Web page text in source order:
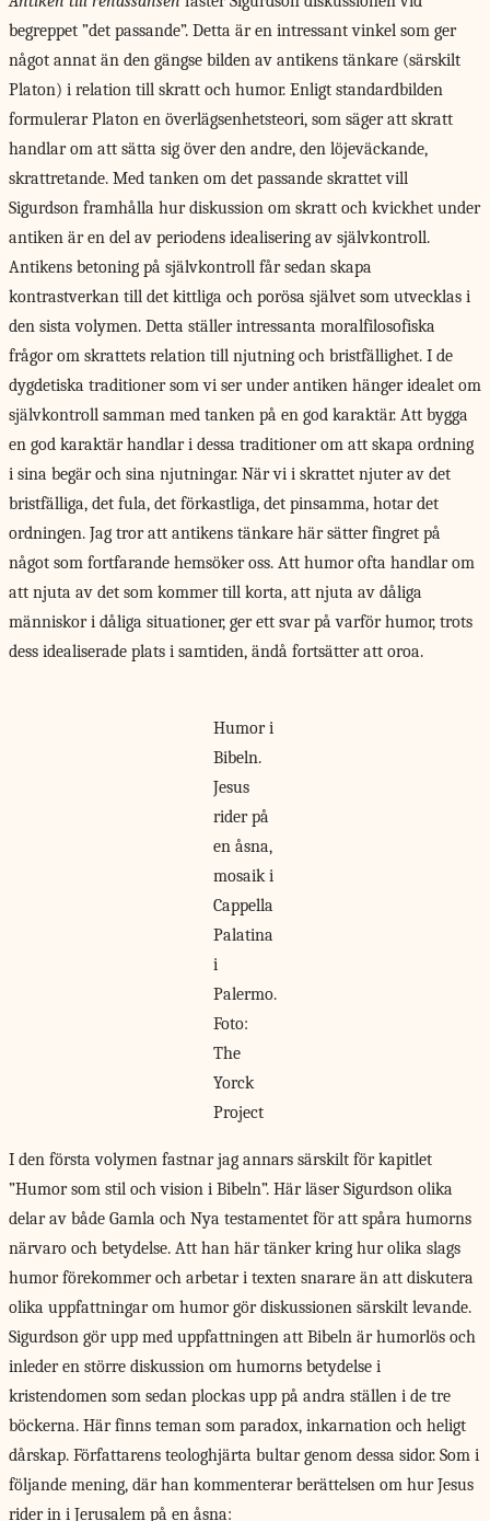
begreppet ”det passande”. Detta är en intressant vinkel som ger
något annat än den gängse bilden av antikens tänkare (särskilt
Platon) i relation till skratt och humor. Enligt standardbilden
formulerar Platon en överlägsenhetsteori, som säger att skratt
handlar om att sätta sig över den andre, den löjeväckande,
skrattretande. Med tanken om det passande skrattet vill
Sigurdson framhålla hur diskussion om skratt och kvickhet under
antiken är en del av periodens idealisering av självkontroll.
Antikens betoning på självkontroll får sedan skapa
kontrastverkan till det kittliga och porösa självet som utvecklas i
den sista volymen. Detta ställer intressanta moralfilosofiska
frågor om skrattets relation till njutning och bristfällighet. I de
dygdetiska traditioner som vi ser under antiken hänger idealet om
självkontroll samman med tanken på en god karaktär. Att bygga
en god karaktär handlar i dessa traditioner om att skapa ordning
i sina begär och sina njutningar. När vi i skrattet njuter av det
bristfälliga, det fula, det förkastliga, det pinsamma, hotar det
ordningen. Jag tror att antikens tänkare här sätter fingret på
något som fortfarande hemsöker oss. Att humor ofta handlar om
att njuta av det som kommer till korta, att njuta av dåliga
människor i dåliga situationer, ger ett svar på varför humor, trots
dess idealiserade plats i samtiden, ändå fortsätter att oroa.
Humor i
Bibeln.
Jesus
rider på
en åsna,
mosaik i
Cappella
Palatina
i
Palermo.
Foto:
The
Yorck
Project
I den första volymen fastnar jag annars särskilt för kapitlet
”Humor som stil och vision i Bibeln”. Här läser Sigurdson olika
delar av både Gamla och Nya testamentet för att spåra humorns
närvaro och betydelse. Att han här tänker kring hur olika slags
humor förekommer och arbetar i texten snarare än att diskutera
olika uppfattningar om humor gör diskussionen särskilt levande.
Sigurdson gör upp med uppfattningen att Bibeln är humorlös och
inleder en större diskussion om humorns betydelse i
kristendomen som sedan plockas upp på andra ställen i de tre
böckerna. Här finns teman som paradox, inkarnation och heligt
dårskap. Författarens teologhjärta bultar genom dessa sidor. Som i
följande mening, där han kommenterar berättelsen om hur Jesus
rider in i Jerusalem på en åsna: